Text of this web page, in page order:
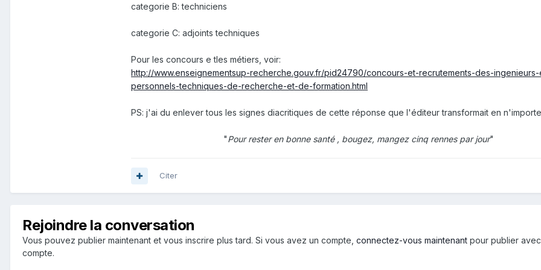
categorie B: techniciens
categorie C: adjoints techniques
Pour les concours e tles métiers, voir:
http://www.enseignementsup-recherche.gouv.fr/pid24790/concours-et-recrutements-des-
personnels-techniques-de-recherche-et-de-formation.html
PS: j'ai du enlever tous les signes diacritiques de cette réponse que l'éditeur transformait en
"Pour rester en bonne santé , bougez, mangez cinq rennes par jour"
Citer
Rejoindre la conversation
Vous pouvez publier maintenant et vous inscrire plus tard. Si vous avez un compte, connectez-vous maintenant pour publier
compte.